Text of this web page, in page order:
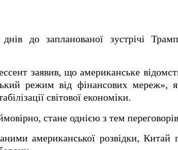
до запланованої зустрічі
заявив, що американське
режим від фінансових мереж»,
світової економіки.
стане однією з тем
американської розвідки, Китай